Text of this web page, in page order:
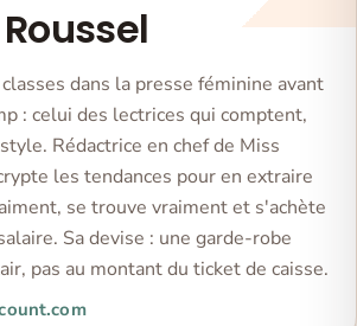
dans la presse féminine avant
: celui des lectrices qui comptent,
Rédactrice en chef de Miss
les tendances pour en extraire
se trouve vraiment et s'achète
Sa devise : une garde-robe
pas au montant du ticket de caisse.